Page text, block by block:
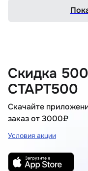
Скидка
СТАРТ500
Скачайте
заказ от 3000₽
Условия акции